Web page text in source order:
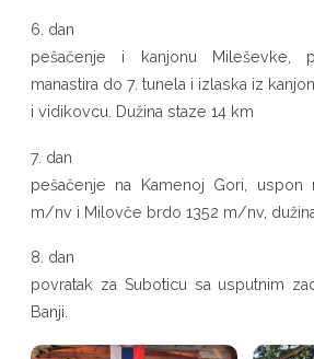
6. dan
pešačenje i kanjonu Mileševke,
manastira do 7. tunela i izlaska iz
i vidikovcu. Dužina staze 14 km
7. dan
pešačenje na Kamenoj Gori,
m/nv i Milovče brdo 1352 m/nv,
8. dan
povratak za Suboticu sa usputnim
Banji.